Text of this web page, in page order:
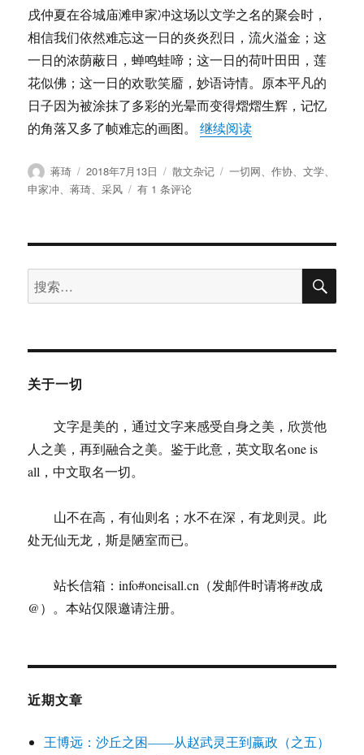
戌仲夏在谷城庙滩申家冲这场以文学之名的聚会时，
相信我们依然难忘这一日的炎炎烈日，流火溢金；这
一日的浓荫蔽日，蝉鸣蛙啼；这一日的荷叶田田，莲
花似佛；这一日的欢歌笑靥，妙语诗情。原本平凡的
日子因为被涂抹了多彩的光晕而变得熠熠生辉，记忆
的角落又多了帧难忘的画图。继续阅读“蒋琦：申家冲采风
作
者
蒋琦
发
布
2018年7月13日
分
类
散文杂记
标
一切网、作协、文学、
申家冲、蒋琦、采风
蒋
家
采
记
有 1 条评论
搜
索：
搜
关于一切
文字是美的，通过文字来感受自身之美，欣赏他
人之美，再到融合之美。鉴于此意，英文取名one is
all，中文取名一切。
山不在高，有仙则名；水不在深，有龙则灵。此
处无仙无龙，斯是陋室而已。
站长信箱：info#oneisall.cn（发邮件时请将#改成
@）。本站仅限邀请注册。
近期文章
王博远：沙丘之困——从赵武灵王到嬴政（之五）